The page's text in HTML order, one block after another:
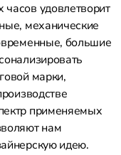
удовлетворит
механические
большие
марки,
применяемых
нам
идею.